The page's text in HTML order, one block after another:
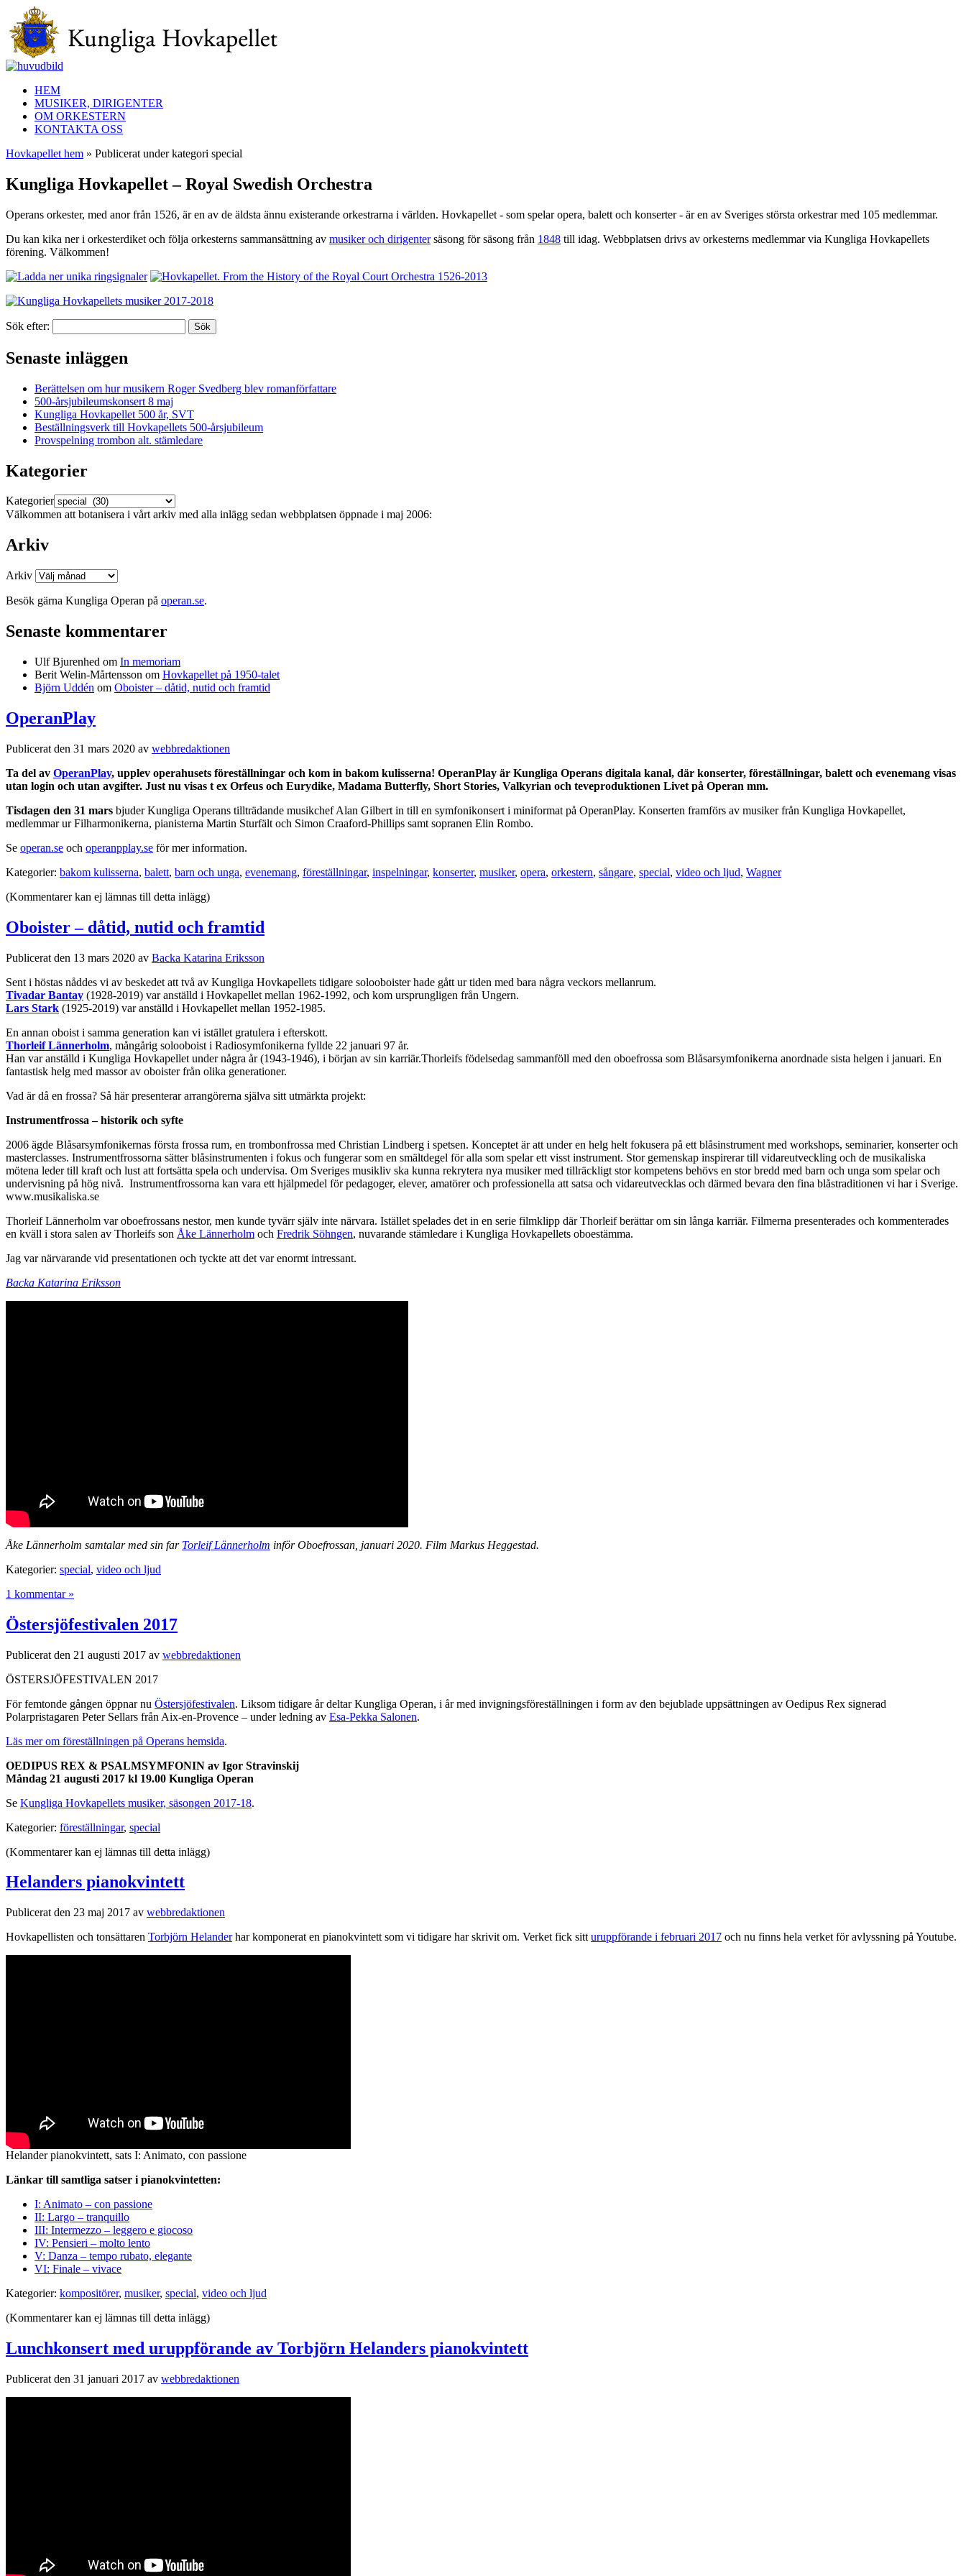
HEM
MUSIKER, DIRIGENTER
OM ORKESTERN
KONTAKTA OSS
Hovkapellet hem » Publicerat under kategori special
Kungliga Hovkapellet – Royal Swedish Orchestra
Operans orkester, med anor från 1526, är en av de äldsta ännu existerande orkestrarna i världen. Hovkapellet - som spelar opera, balett och konserter - är en av Sveriges största orkestrar med 105 medlemmar.
Du kan kika ner i orkesterdiket och följa orkesterns sammansättning av musiker och dirigentersäsong för säsong från 1848 till idag. Webbplatsen drivs av orkesterns medlemmar via Kungliga Hovkapellets
förening. Välkommen!
Sök efter:
Senaste inläggen
Berättelsen om hur musikern Roger Svedberg blev romanförfattare
500-årsjubileumskonsert 8 maj
Kungliga Hovkapellet 500 år, SVT
Beställningsverk till Hovkapellets 500-årsjubileum
Provspelning trombon alt. stämledare
Kategorier
Kategorier
Välkommen att botanisera i vårt arkiv med alla inlägg sedan webbplatsen öppnade i maj 2006:
Arkiv
Arkiv
Besök gärna Kungliga Operan på operan.se.
Senaste kommentarer
Ulf Bjurenhed om In memoriam
Berit Welin-Mårtensson om Hovkapellet på 1950-talet
Björn Uddén om Oboister – dåtid, nutid och framtid
OperanPlay
Publicerat den 31 mars 2020 av webbredaktionen
Ta del av OperanPlay, upplev operahusets föreställningar och kom in bakom kulisserna! OperanPlay är Kungliga Operans digitala kanal, där konserter, föreställningar, balett och evenemang visas
utan login och utan avgifter. Just nu visas t ex Orfeus och Eurydike, Madama Butterfly, Short Stories, Valkyrian och teveproduktionen Livet på Operan mm.
Tisdagen den 31 mars bjuder Kungliga Operans tillträdande musikchef Alan Gilbert in till en symfonikonsert i miniformat på OperanPlay. Konserten framförs av musiker från Kungliga Hovkapellet,
medlemmar ur Filharmonikerna, pianisterna Martin Sturfält och Simon Craaford-Phillips samt sopranen Elin Rombo.
Se operan.se och operanpplay.se för mer information.
Kategorier: bakom kulisserna, balett, barn och unga, evenemang, föreställningar, inspelningar, konserter, musiker, opera, orkestern, sångare, special, video och ljud, Wagner
(Kommentarer kan ej lämnas till detta inlägg)
Oboister – dåtid, nutid och framtid
Publicerat den 13 mars 2020 av Backa Katarina Eriksson
Sent i höstas nåddes vi av beskedet att två av Kungliga Hovkapellets tidigare solooboister hade gått ur tiden med bara några veckors mellanrum.
Tivadar Bantay (1928-2019) var anställd i Hovkapellet mellan 1962-1992, och kom ursprungligen från Ungern.
Lars Stark (1925-2019) var anställd i Hovkapellet mellan 1952-1985.
En annan oboist i samma generation kan vi istället gratulera i efterskott.
Thorleif Lännerholm, mångårig solooboist i Radiosymfonikerna fyllde 22 januari 97 år.
Han var anställd i Kungliga Hovkapellet under några år (1943-1946), i början av sin karriär.Thorleifs födelsedag sammanföll med den oboefrossa som Blåsarsymfonikerna anordnade sista helgen i januari. En
fantastisk helg med massor av oboister från olika generationer.
Vad är då en frossa? Så här presenterar arrangörerna själva sitt utmärkta projekt:
Instrumentfrossa – historik och syfte
2006 ägde Blåsarsymfonikernas första frossa rum, en trombonfrossa med Christian Lindberg i spetsen. Konceptet är att under en helg helt fokusera på ett blåsinstrument med workshops, seminarier, konserter och
masterclasses. Instrumentfrossorna sätter blåsinstrumenten i fokus och fungerar som en smältdegel för alla som spelar ett visst instrument. Stor gemenskap inspirerar till vidareutveckling och de musikaliska
mötena leder till kraft och lust att fortsätta spela och undervisa. Om Sveriges musikliv ska kunna rekrytera nya musiker med tillräckligt stor kompetens behövs en stor bredd med barn och unga som spelar och
undervisning på hög nivå. Instrumentfrossorna kan vara ett hjälpmedel för pedagoger, elever, amatörer och professionella att satsa och vidareutvecklas och därmed bevara den fina blåstraditionen vi har i Sverige.
www.musikaliska.se
Thorleif Lännerholm var oboefrossans nestor, men kunde tyvärr själv inte närvara. Istället spelades det in en serie filmklipp där Thorleif berättar om sin långa karriär. Filmerna presenterades och kommenterades
en kväll i stora salen av Thorleifs son Åke Lännerholm och Fredrik Söhngen, nuvarande stämledare i Kungliga Hovkapellets oboestämma.
Jag var närvarande vid presentationen och tyckte att det var enormt intressant.
Backa Katarina Eriksson
Åke Lännerholm samtalar med sin far Torleif Lännerholm inför Oboefrossan, januari 2020. Film Markus Heggestad.
Kategorier: special, video och ljud
1 kommentar »
Östersjöfestivalen 2017
Publicerat den 21 augusti 2017 av webbredaktionen
ÖSTERSJÖFESTIVALEN 2017
För femtonde gången öppnar nu Östersjöfestivalen. Liksom tidigare år deltar Kungliga Operan, i år med invigningsföreställningen i form av den bejublade uppsättningen av Oedipus Rex signerad
Polarpristagaren Peter Sellars från Aix-en-Provence – under ledning av Esa-Pekka Salonen.
Läs mer om föreställningen på Operans hemsida.
OEDIPUS REX & PSALMSYMFONIN av Igor Stravinskij
Måndag 21 augusti 2017 kl 19.00 Kungliga Operan
Se Kungliga Hovkapellets musiker, säsongen 2017-18.
Kategorier: föreställningar, special
(Kommentarer kan ej lämnas till detta inlägg)
Helanders pianokvintett
Publicerat den 23 maj 2017 av webbredaktionen
Hovkapellisten och tonsättaren Torbjörn Helanderhar komponerat en pianokvintett som vi tidigare har skrivit om. Verket fick sitt uruppförande i februari 2017 och nu finns hela verket för avlyssning på Youtube.
Helander pianokvintett, sats I: Animato, con passione
Länkar till samtliga satser i pianokvintetten:
I: Animato – con passione
II: Largo – tranquillo
III: Intermezzo – leggero e giocoso
IV: Pensieri – molto lento
V: Danza – tempo rubato, elegante
VI: Finale – vivace
Kategorier: kompositörer, musiker, special, video och ljud
(Kommentarer kan ej lämnas till detta inlägg)
Lunchkonsert med uruppförande av Torbjörn Helanders pianokvintett
Publicerat den 31 januari 2017 av webbredaktionen